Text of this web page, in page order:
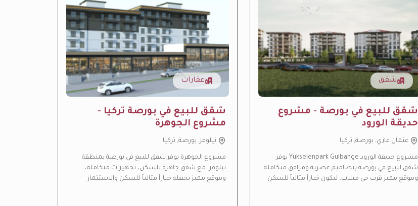
شقق
شقق للبيع في بورصة - مشروع
حديقة الورود
عثمان غازي, بورصة, تركيا
مشروع حديقة الورود Yükselenpark Gülbahçe يوفر
شقق للبيع في بورصة بتصاميم عصرية ومرافق متكاملة
وموقع مميز قرب حي ميلات، ليكون خياراً مثالياً للسكن
عقارات
ِشقق للبيع في بورصة تركيا -
مشروع الجوهرة
نيلوفر, بورصة, تركيا
مشروع الجوهرة يوفر شقق للبيع في بورصة بمنطقة
نيلوفر، مع شقق جاهزة للسكن، تجهيزات متكاملة،
وموقع مميز يجعله خياراً مثالياً للسكن والاستثمار